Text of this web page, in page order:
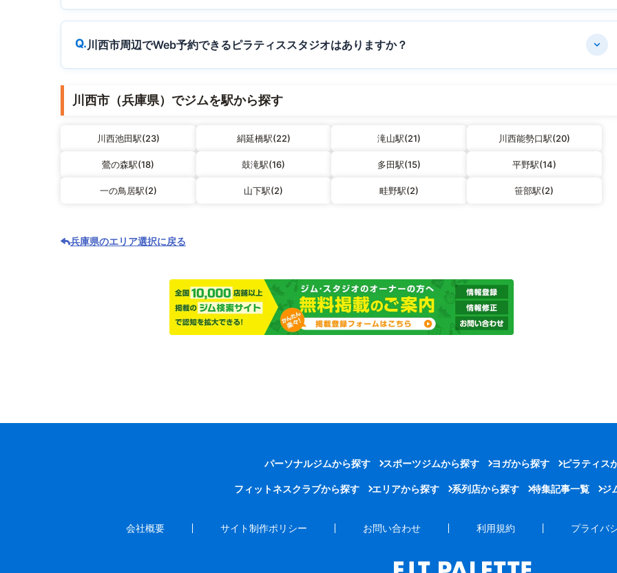
川西市周辺でWeb予約できるピラティススタジオはありますか？
川西市（兵庫県）でジムを駅から探す
川西池田駅(23) 絹延橋駅(22) 滝山駅(21) 川西能勢口駅(20)
鶯の森駅(18) 鼓滝駅(16) 多田駅(15) 平野駅(14)
一の鳥居駅(2) 山下駅(2) 畦野駅(2) 笹部駅(2)
兵庫県のエリア選択に戻る
パーソナルジムから探す スポーツジムから探す ヨガから探す ピラティス
フィットネスクラブから探す エリアから探す 系列店から探す 特集記事一覧 ジ
会社概要 サイト制作ポリシー お問い合わせ 利用規約 プライバ